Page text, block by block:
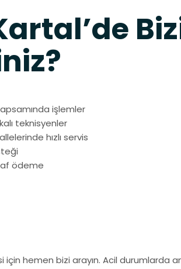
işlemler
teknisyenler
hızlı servis
ödeme
hemen bizi arayın. Acil durumlarda